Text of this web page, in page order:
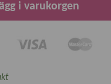
i varukorgen